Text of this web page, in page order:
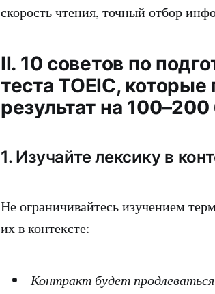
скорость чтения, точный отбор
II. 10 советов по
теста TOEIC,
результат на 100–200
1. Изучайте лексику в
Не ограничивайтесь изучением
их в контексте:
Контракт будет